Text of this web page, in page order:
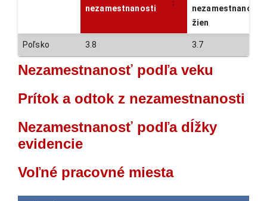
nezamestnanosti
nezamestnanosti
žien
Poľsko 3.8 3.7
Nezamestnanosť podľa veku
Prítok a odtok z nezamestnanosti
Nezamestnanosť podľa dĺžky
evidencie
Voľné pracovné miesta